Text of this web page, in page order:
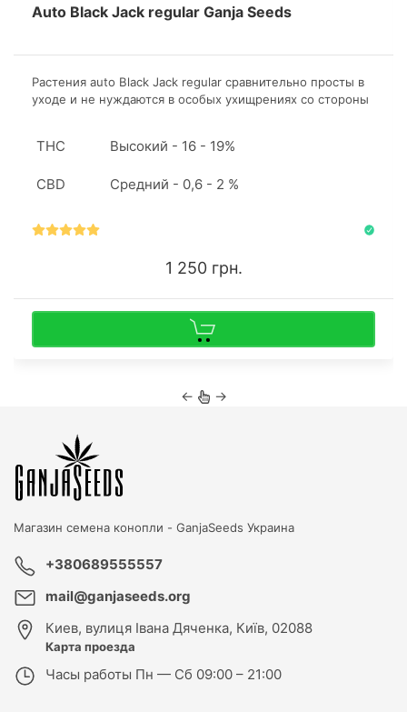
Auto Black Jack regular Ganja Seeds
Растения auto Black Jack regular сравнительно просты в
уходе и не нуждаются в особых ухищрениях со стороны
и преодолеть метровую отметку.
THC Высокий - 16 - 19%
CBD Средний - 0,6 - 2 %
1 250 грн.
← →
Магазин семена конопли - GanjaSeeds Украина
+380689555557
mail@ganjaseeds.org
Киев, вулиця Івана Дяченка, Київ, 02088
Карта проезда
Часы работы Пн — Сб 09:00 – 21:00